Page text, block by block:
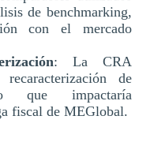
de benchmarking,
con el mercado
: La CRA
de
que impactaría
fiscal de MEGlobal.